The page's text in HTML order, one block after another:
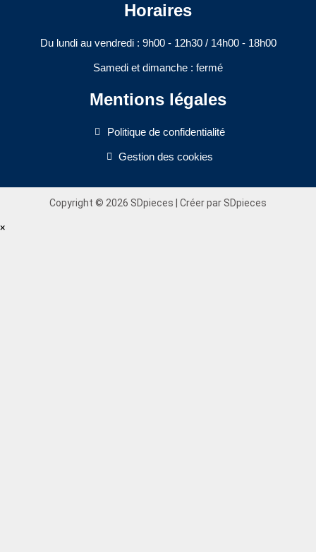
Horaires
Du lundi au vendredi : 9h00 - 12h30 / 14h00 - 18h00​
Samedi et dimanche : fermé
Mentions légales
Politique de confidentialité
Gestion des cookies
Copyright © 2026 SDpieces | Créer par SDpieces
×